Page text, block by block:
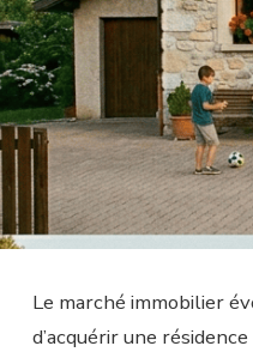
Le marché immobilier
d’acquérir une